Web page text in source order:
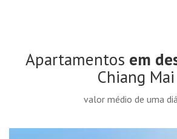
Apartamentos em
Chiang Mai
valor médio de uma